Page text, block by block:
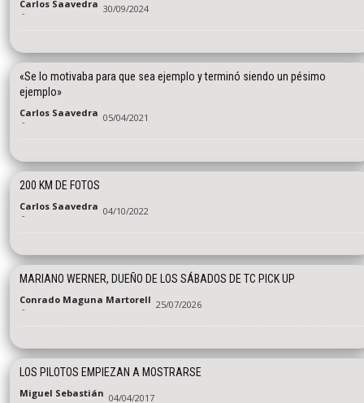
Carlos Saavedra
- 30/09/2024
«Se lo motivaba para que sea ejemplo y terminó siendo un pésimo
ejemplo»
Carlos Saavedra
- 05/04/2021
200 KM DE FOTOS
Carlos Saavedra
- 04/10/2022
MARIANO WERNER, DUEÑO DE LOS SÁBADOS DE TC PICK UP
Conrado Maguna Martorell
- 25/07/2026
LOS PILOTOS EMPIEZAN A MOSTRARSE
Miguel Sebastián 04/04/2017